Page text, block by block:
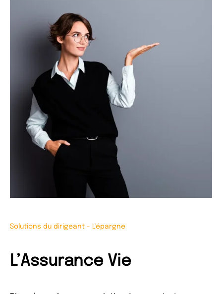
Solutions du dirigeant - L'épargne
L’Assurance Vie